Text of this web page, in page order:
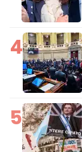
4
5